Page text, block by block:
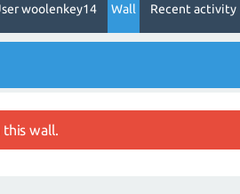
woolenkey14 Wall Recent activity
wall.